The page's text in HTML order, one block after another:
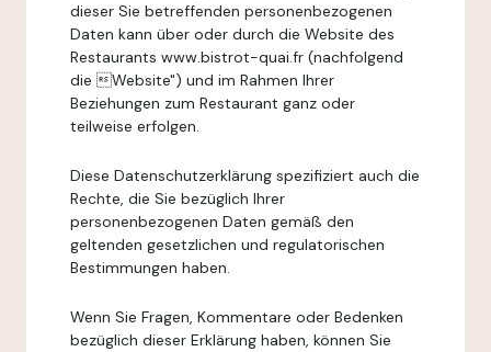
dieser Sie betreffenden personenbezogenen
Daten kann über oder durch die Website des
Restaurants www.bistrot-quai.fr (nachfolgend
die Website") und im Rahmen Ihrer
Beziehungen zum Restaurant ganz oder
teilweise erfolgen.
Diese Datenschutzerklärung spezifiziert auch die
Rechte, die Sie bezüglich Ihrer
personenbezogenen Daten gemäß den
geltenden gesetzlichen und regulatorischen
Bestimmungen haben.
Wenn Sie Fragen, Kommentare oder Bedenken
bezüglich dieser Erklärung haben, können Sie